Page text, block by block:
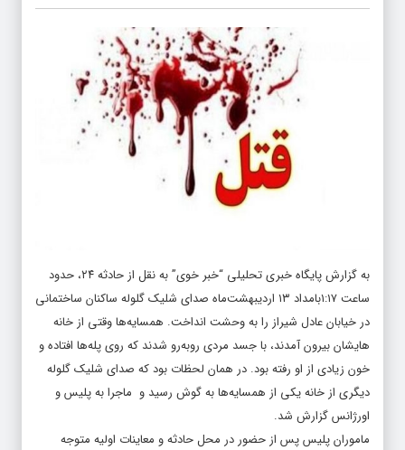
به گزارش پایگاه خبری تحلیلی “خبر خوی
” به نقل از حادثه ۲۴، حدود
ساعت ۱:۱۷بامداد ۱۳ اردیبهشت‌ماه صدای شلیک گلوله ساکنان ساختمانی
در خیابان عادل شیراز را به وحشت انداخت. همسایه‌ها وقتی از خانه
هایشان بیرون آمدند، با جسد مردی روبه‌رو شدند که روی پله‌ها افتاده و
خون زیادی از او رفته بود. در همان لحظات بود که صدای شلیک گلوله
دیگری از خانه یکی از همسایه‌ها به گوش رسید و ماجرا به پلیس و
اورژانس گزارش شد.
ماموران پلیس پس از حضور در محل حادثه و معاینات اولیه متوجه